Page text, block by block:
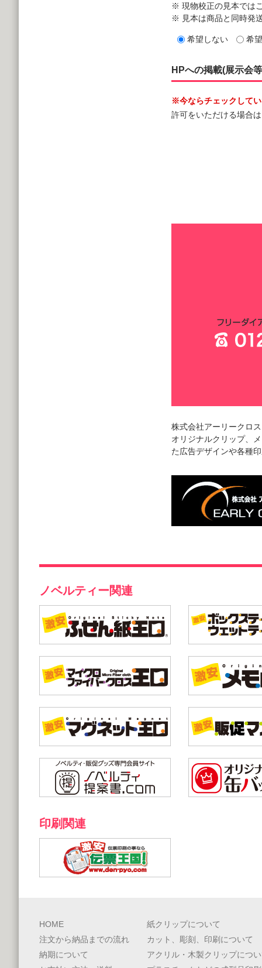
※ 現物校正の見本では
※ 見本は商品と同時発
希望しない 希
HPへの掲載(展示会
※今ならチェックして
許可をいただける場合
株式会社アーリークロ
オリジナルクリップ、
た広告デザインや各種
ノベルティー関連
印刷関連
HOME
注文から納品までの流れ
納期について
紙クリップについて
カット、彫刻、印刷について
アクリル・木製クリップにつ